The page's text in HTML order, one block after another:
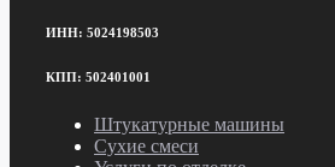
ИНН: 5024198503
КПП: 502401001
Штукатурные машины
Сухие смеси